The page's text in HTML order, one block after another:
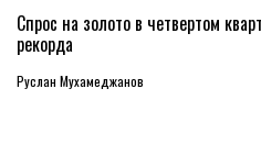
Спрос на золото в четвертом
рекорда
Руслан Мухамеджанов